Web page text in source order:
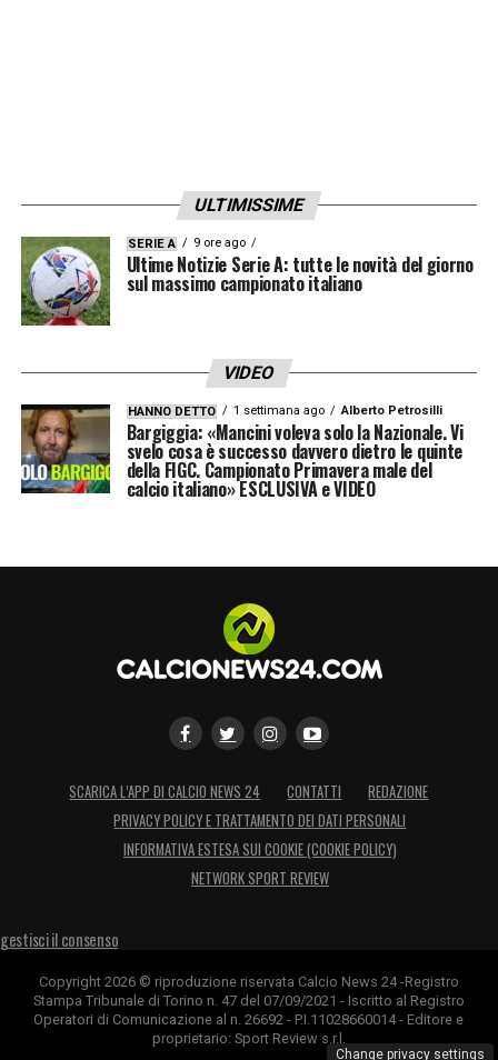
ULTIMISSIME
SERIE A 9 ore ago
Ultime Notizie Serie A: tutte le novità del giorno
sul massimo campionato italiano
VIDEO
HANNO DETTO 1 settimana ago Alberto Petrosilli
Bargiggia: «Mancini voleva solo la Nazionale. Vi
svelo cosa è successo davvero dietro le quinte
della FIGC. Campionato Primavera male del
calcio italiano» ESCLUSIVA e VIDEO
SCARICA L’APP DI CALCIO NEWS 24 CONTATTI
REDAZIONE
PRIVACY POLICY E TRATTAMENTO DEI DATI PERSONALI
INFORMATIVA ESTESA SUI COOKIE (COOKIE POLICY)
NETWORK SPORT REVIEW
gestisci il consenso
Copyright 2026 © riproduzione riservata Calcio News 24 -Registro
Stampa Tribunale di Torino n. 47 del 07/09/2021 - Iscritto al Registro
Operatori di Comunicazione al n. 26692 - P.I.11028660014 - Editore e
proprietario: Sport Review s.r.l.
Change privacy settings